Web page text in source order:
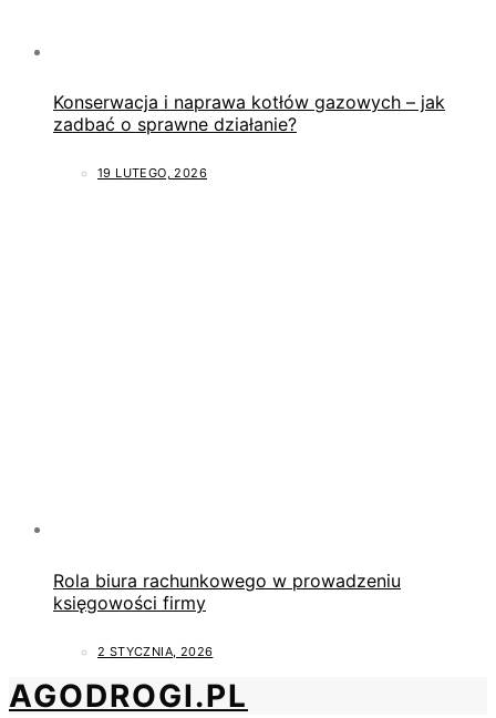
Konserwacja i naprawa kotłów gazowych – jak
zadbać o sprawne działanie?
19 LUTEGO, 2026
Rola biura rachunkowego w prowadzeniu
księgowości firmy
2 STYCZNIA, 2026
AGODROGI.PL